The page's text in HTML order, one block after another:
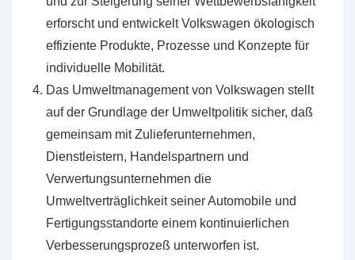
erforscht und entwickelt Volkswagen ökologisch
effiziente Produkte, Prozesse und Konzepte für
individuelle Mobilität.
Das Umweltmanagement von Volkswagen stellt
auf der Grundlage der Umweltpolitik sicher, daß
gemeinsam mit Zulieferunternehmen,
Dienstleistern, Handelspartnern und
Verwertungsunternehmen die
Umweltverträglichkeit seiner Automobile und
Fertigungsstandorte einem kontinuierlichen
Verbesserungsprozeß unterworfen ist.